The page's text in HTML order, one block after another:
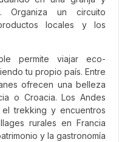
Organiza un circuito
locales y los
permite viajar eco-
tu propio país. Entre
ofrecen una belleza
o Croacia. Los Andes
trekking y encuentros
rurales en Francia
y la gastronomía